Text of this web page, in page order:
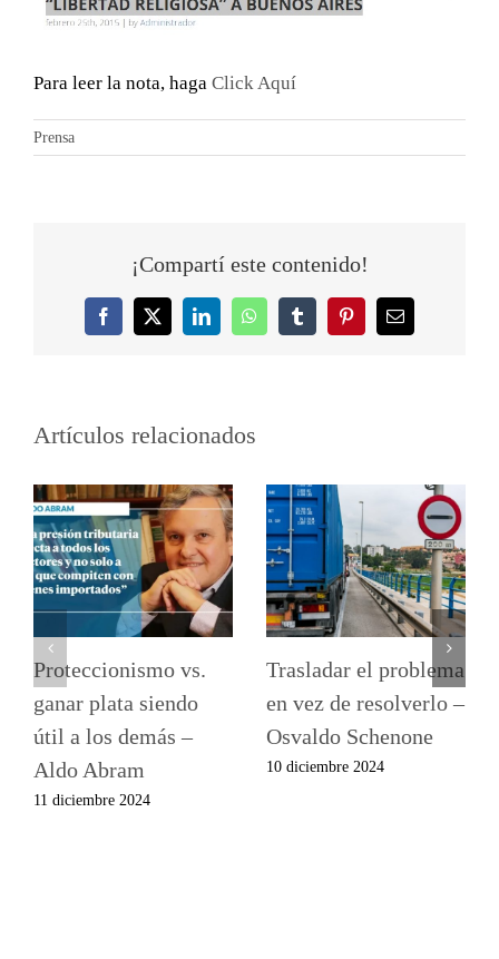
Para leer la nota, haga Click Aquí
Prensa
¡Compartí este contenido!
FacebookTwitterLinkedInWhatsAppTumblrPinterestCorreo
Artículos relacionados
Proteccionismo vs.
ganar plata siendo
útil a los demás –
Aldo Abram
11 diciembre 2024
Trasladar el problema
en vez de resolverlo –
Osvaldo Schenone
10 diciembre 2024